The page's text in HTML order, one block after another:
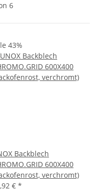
6
43%
Backblech
600X400
verchromt)
€ *